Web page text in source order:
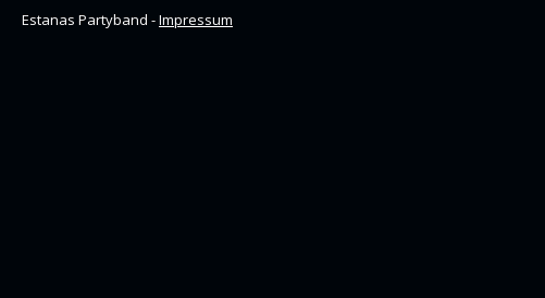
Estanas Partyband -Impressum